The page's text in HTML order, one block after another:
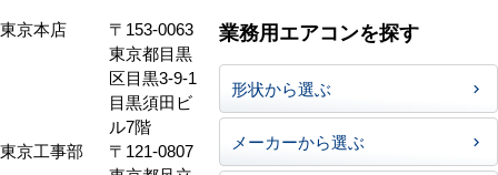
東京本店
〒153-0063
東京都目黒
区目黒3-9-1
目黒須田ビ
ル7階
東京工事部
〒121-0807
業務用エアコンを探す
形状から選ぶ
メーカーから選ぶ